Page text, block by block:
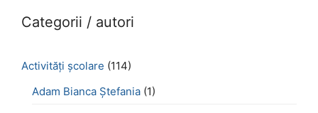
Categorii / autori
Activităţi şcolare (114)
Adam Bianca Ștefania (1)